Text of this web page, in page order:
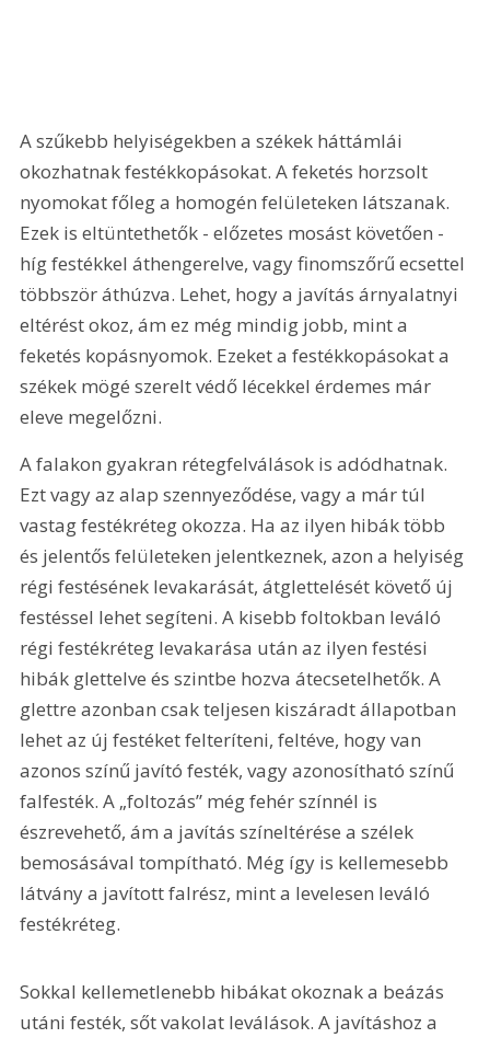
A szűkebb helyiségekben a székek háttámlái
okozhatnak festékkopásokat. A feketés horzsolt
nyomokat főleg a homogén felületeken látszanak.
Ezek is eltüntethetők - előzetes mosást követően -
híg festékkel áthengerelve, vagy finomszőrű ecsettel
többször áthúzva. Lehet, hogy a javítás árnyalatnyi
eltérést okoz, ám ez még mindig jobb, mint a
feketés kopásnyomok. Ezeket a festékkopásokat a
székek mögé szerelt védő lécekkel érdemes már
eleve megelőzni.
A falakon gyakran rétegfelválások is adódhatnak.
Ezt vagy az alap szennyeződése, vagy a már túl
vastag festékréteg okozza. Ha az ilyen hibák több
és jelentős felületeken jelentkeznek, azon a helyiség
régi festésének levakarását, átglettelését követő új
festéssel lehet segíteni. A kisebb foltokban leváló
régi festékréteg levakarása után az ilyen festési
hibák glettelve és szintbe hozva átecsetelhetők. A
glettre azonban csak teljesen kiszáradt állapotban
lehet az új festéket felteríteni, feltéve, hogy van
azonos színű javító festék, vagy azonosítható színű
falfesték. A „foltozás” még fehér színnél is
észrevehető, ám a javítás színeltérése a szélek
bemosásával tompítható. Még így is kellemesebb
látvány a javított falrész, mint a levelesen leváló
festékréteg.
Sokkal kellemetlenebb hibákat okoznak a beázás
utáni festék, sőt vakolat leválások. A javításhoz a